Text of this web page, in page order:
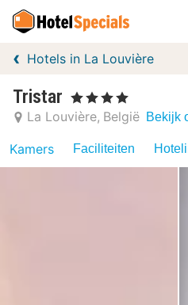
Hotels in La Louvière
Tristar , 4 Sterren
La Louvière België Bekijk
Kamers Faciliteiten